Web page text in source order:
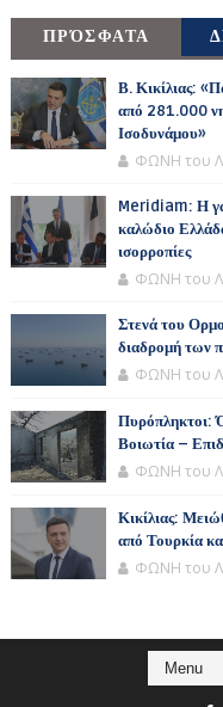
ΠΡΌΣΦΑΤΑ
Β. Κικίλιας:
από 281.000
Ισοδυνάμου»
ΦΩΝΗ του
Meridiam: Η
καλώδιο
ισορροπίες
ΦΩΝΗ του
Στενά του
διαδρομή των
ΦΩΝΗ του
Πυρόπληκτοι:
Βοιωτία –
ΦΩΝΗ του
Κικίλιας:
από Τουρκία
ΦΩΝΗ του